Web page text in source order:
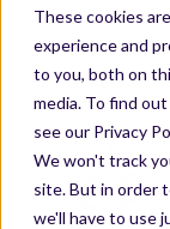
These cookies
experience and
to you, both on
media. To find
see our Privacy
We won't track
site. But in order
we'll have to use